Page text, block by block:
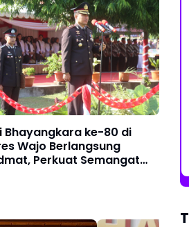
Bhayangkara ke-80 di
Wajo Berlangsung
Perkuat Semangat